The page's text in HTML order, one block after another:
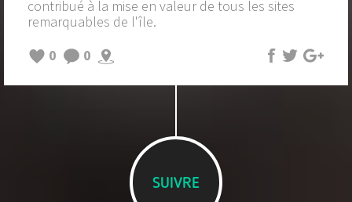
contribué à la mise en valeur de tous les sites
remarquables de l'île.
0
0
SUIVRE